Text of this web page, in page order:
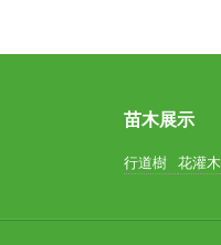
苗木展示
行道樹 花灌木